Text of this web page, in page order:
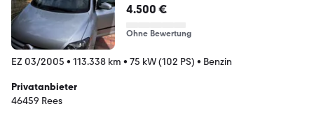
4.500 €
Ohne Bewertung
EZ 03/2005 • 113.338 km • 75 kW (102 PS) • Benzin
Privatanbieter
46459 Rees